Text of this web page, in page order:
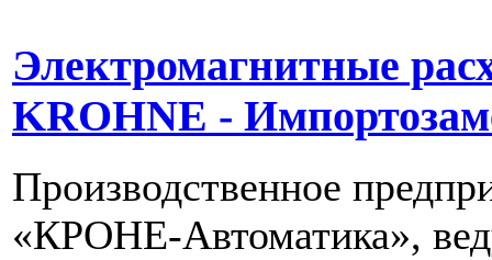
Электромагнитные
KROHNE -
Производственное
«КРОНЕ-Автоматика»,